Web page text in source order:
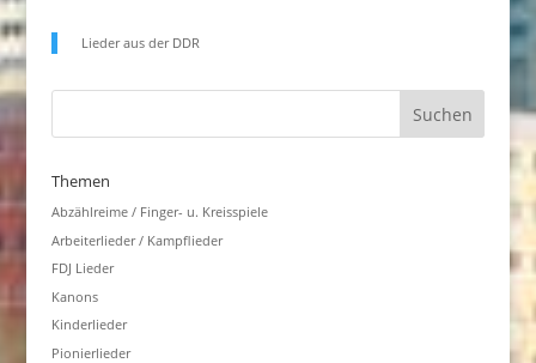
Lieder aus der DDR
Themen
Abzählreime / Finger- u. Kreisspiele
Arbeiterlieder / Kampflieder
FDJ Lieder
Kanons
Kinderlieder
Pionierlieder